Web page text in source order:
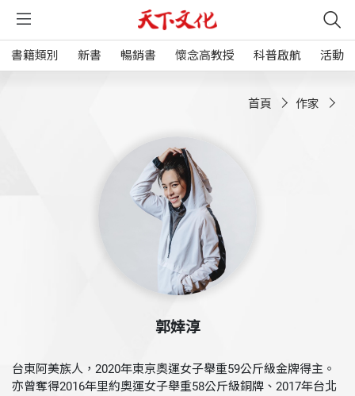
書籍類別 新書 暢銷書 懷念高教授 科普啟航 活動
首頁 作家
郭婞淳
台東阿美族人，2020年東京奧運女子舉重59公斤級金牌得主。
亦曾奪得2016年里約奧運女子舉重58公斤級銅牌、2017年台北